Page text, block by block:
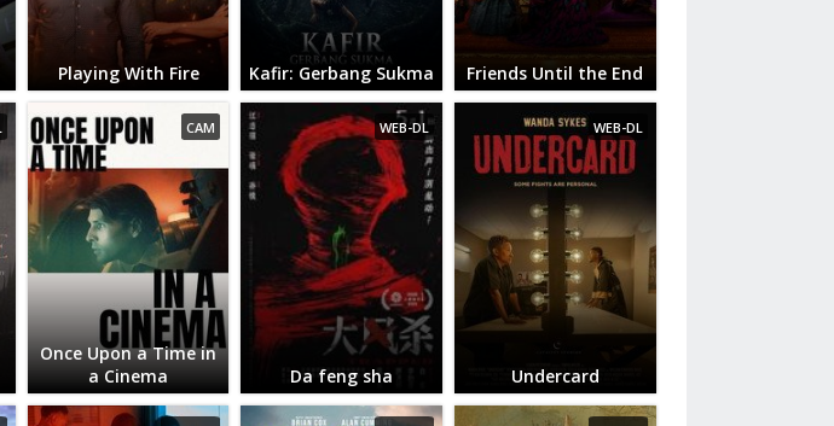
Playing With Fire Kafir: Gerbang Sukma Friends Until the End
CAM
Once Upon a Time in
a Cinema
WEB-DL
Da feng sha
WEB-DL
Undercard